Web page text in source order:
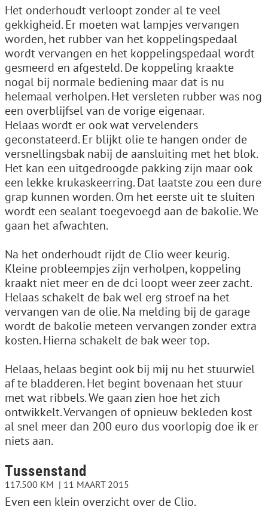
Het onderhoudt verloopt zonder al te veel
gekkigheid. Er moeten wat lampjes vervangen
worden, het rubber van het koppelingspedaal
wordt vervangen en het koppelingspedaal wordt
gesmeerd en afgesteld. De koppeling kraakte
nogal bij normale bediening maar dat is nu
helemaal verholpen. Het versleten rubber was nog
een overblijfsel van de vorige eigenaar.
Helaas wordt er ook wat vervelenders
geconstateerd. Er blijkt olie te hangen onder de
versnellingsbak nabij de aansluiting met het blok.
Het kan een uitgedroogde pakking zijn maar ook
een lekke krukaskeerring. Dat laatste zou een dure
grap kunnen worden. Om het eerste uit te sluiten
wordt een sealant toegevoegd aan de bakolie. We
gaan het afwachten.
Na het onderhoudt rijdt de Clio weer keurig.
Kleine probleempjes zijn verholpen, koppeling
kraakt niet meer en de dci loopt weer zeer zacht.
Helaas schakelt de bak wel erg stroef na het
vervangen van de olie. Na melding bij de garage
wordt de bakolie meteen vervangen zonder extra
kosten. Hierna schakelt de bak weer top.
Helaas, helaas begint ook bij mij nu het stuurwiel
af te bladderen. Het begint bovenaan het stuur
met wat ribbels. We gaan zien hoe het zich
ontwikkelt. Vervangen of opnieuw bekleden kost
al snel meer dan 200 euro dus voorlopig doe ik er
niets aan.
Tussenstand
117.500 KM 11 MAART 2015
Even een klein overzicht over de Clio.